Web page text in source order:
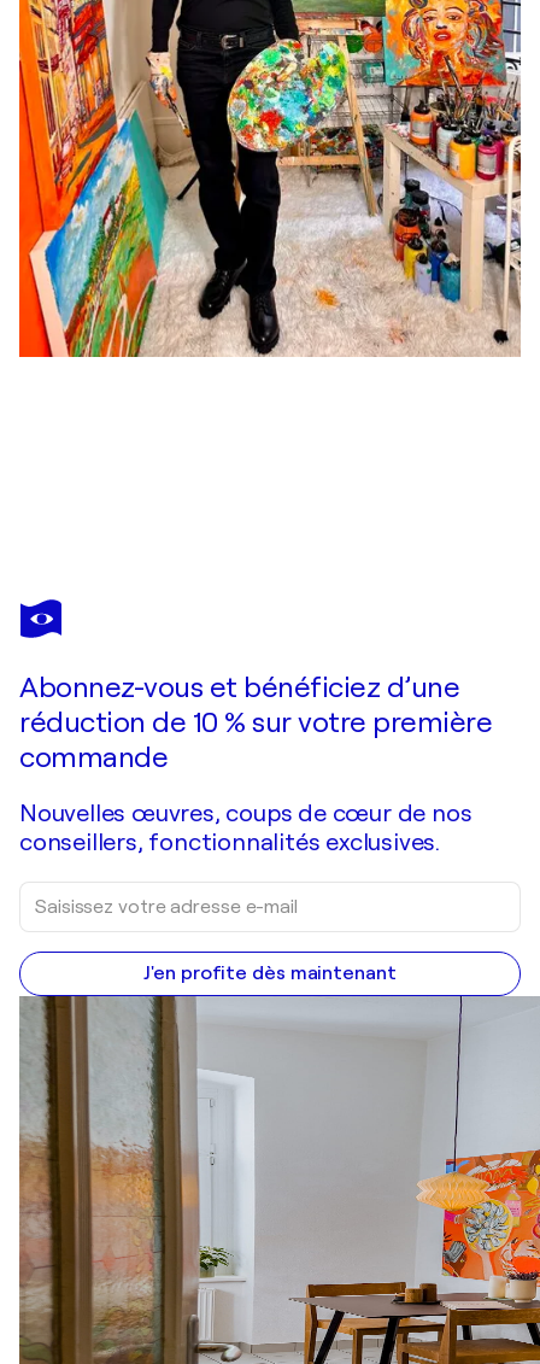
ZELIE ALICE
Tuscan renaissance
Abonnez-vous et bénéficiez d’une
réduction de 10 % sur votre première
commande
Nouvelles œuvres, coups de cœur de nos
conseillers, fonctionnalités exclusives.
J'en profite dès maintenant